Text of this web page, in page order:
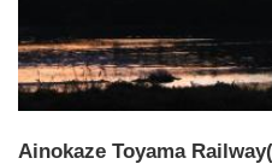
Ainokaze Toyama